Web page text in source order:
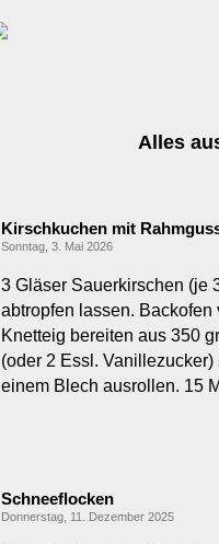
Alles
Kirschkuchen mit
Sonntag, 3. Mai 2026
3 Gläser Sauerkirschen (je
abtropfen lassen. Backofen
Knetteig bereiten aus 350
(oder 2 Essl.
einem Blech ausrollen. 15
Schneeflocken
Donnerstag, 11. Dezember 2025